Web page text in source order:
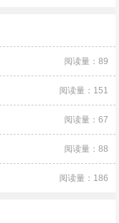
阅读量：89
阅读量：151
阅读量：67
阅读量：88
阅读量：186